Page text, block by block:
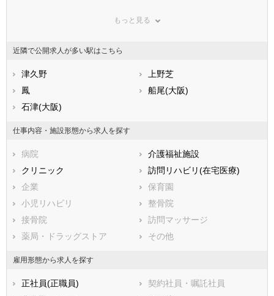
山口県
福岡県
佐賀県
熊本県
鹿児島県
大阪市浪速区
大阪市東成区
大阪市旭区
大阪市城東区
大阪市阿倍野区
大阪市住吉区
大阪市東住吉区
大阪市北区
大阪市中央区
堺市すべて
堺市堺区
堺市中区
堺市東区
堺市西区
堺市南区
堺市北区
堺市美原区
市部
池田市
吹田市
もっと見る
近隣で公開求人が多い駅はこちら
津久野
上野芝
鳳
船尾(大阪)
石津(大阪)
仕事内容・施設形態から求人を探す
病院
介護福祉施設
クリニック
訪問リハビリ(在宅医療)
企業
保育園
小児リハビリ
整骨院
接骨院
訪問マッサージ
薬局・ドラッグストア
その他
雇用形態から求人を探す
正社員(正職員)
契約社員・嘱託社員